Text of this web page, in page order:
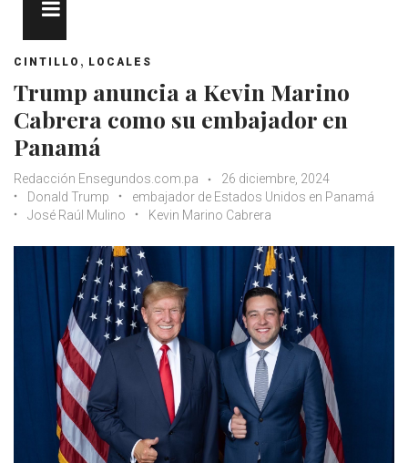
CINTILLO , LOCALES
Trump anuncia a Kevin Marino
Cabrera como su embajador en
Panamá
Redacción Ensegundos.com.pa
26 diciembre, 2024
Donald Trump
embajador de Estados Unidos en Panamá
José Raúl Mulino
Kevin Marino Cabrera